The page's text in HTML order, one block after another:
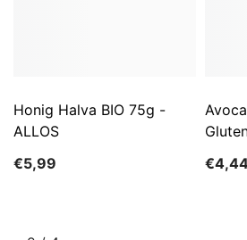
Honig Halva BIO 75g -
ALLOS
€5,99